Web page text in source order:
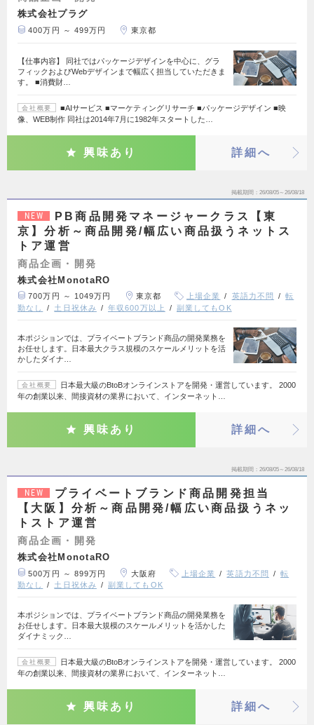
株式会社プラグ
400万円 ～ 499万円 東京都
【仕事内容】 同社ではパッケージデザインを中心に、グラ
フィックおよびWebデザインまで幅広く担当していただきま
す。 ■消費財…
会社概要
■AIサービス ■マーケティングリサーチ ■パッケージデザイン ■映
像、WEB制作 同社は2014年7月に1982年スタートした…
興味あり 詳細へ
掲載期間 26/08/05～26/08/18
NEW
PB商品開発マネージャークラス【東
京】分析～商品開発/幅広い商品扱うネットス
トア運営
商品企画・開発
株式会社MonotaRO
700万円 ～ 1049万円 東京都 上場企業 英語力不問
転
勤なし
土日祝休み 年収600万以上 副業してもOK
本ポジションでは、プライベートブランド商品の開発業務を
お任せします。日本最大クラス規模のスケールメリットを活
かしたダイナ…
会社概要
日本最大級のBtoBオンラインストアを開発・運営しています。 2000
年の創業以来、間接資材の業界において、インターネット…
興味あり 詳細へ
掲載期間 26/08/05～26/08/18
NEW
プライベートブランド商品開発担当
【大阪】分析～商品開発/幅広い商品扱うネッ
トストア運営
商品企画・開発
株式会社MonotaRO
500万円 ～ 899万円 大阪府 上場企業 英語力不問
転
勤なし
土日祝休み 副業してもOK
本ポジションでは、プライベートブランド商品の開発業務を
お任せします。日本最大規模のスケールメリットを活かした
ダイナミック…
会社概要
日本最大級のBtoBオンラインストアを開発・運営しています。 2000
年の創業以来、間接資材の業界において、インターネット…
興味あり 詳細へ